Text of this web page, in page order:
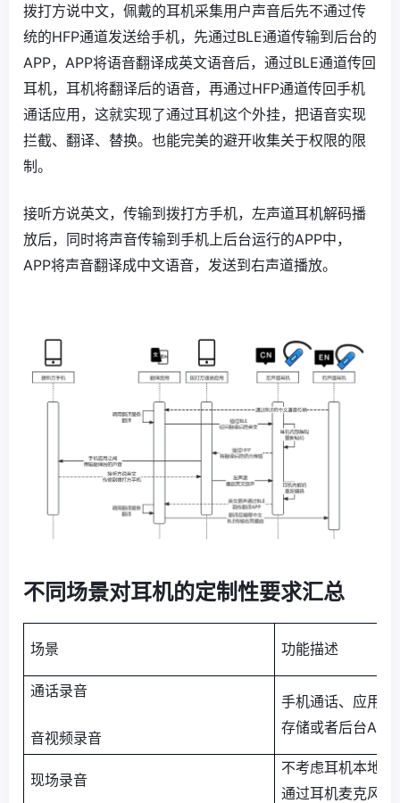
拨打方说中文，佩戴的耳机采集用户声音后先不通过传
统的HFP通道发送给手机，先通过BLE通道传输到后台的
APP，APP将语音翻译成英文语音后，通过BLE通道传回
耳机，耳机将翻译后的语音，再通过HFP通道传回手机
通话应用，这就实现了通过耳机这个外挂，把语音实现
拦截、翻译、替换。也能完美的避开收集关于权限的限
制。
接听方说英文，传输到拨打方手机，左声道耳机解码播
放后，同时将声音传输到手机上后台运行的APP中，
APP将声音翻译成中文语音，发送到右声道播放。
不同场景对耳机的定制性要求汇总
场景 功能描述
通话录音
音视频录音
手机通话、应用
存储或者后台APP
现场录音
不考虑耳机本地
通过耳机麦克风